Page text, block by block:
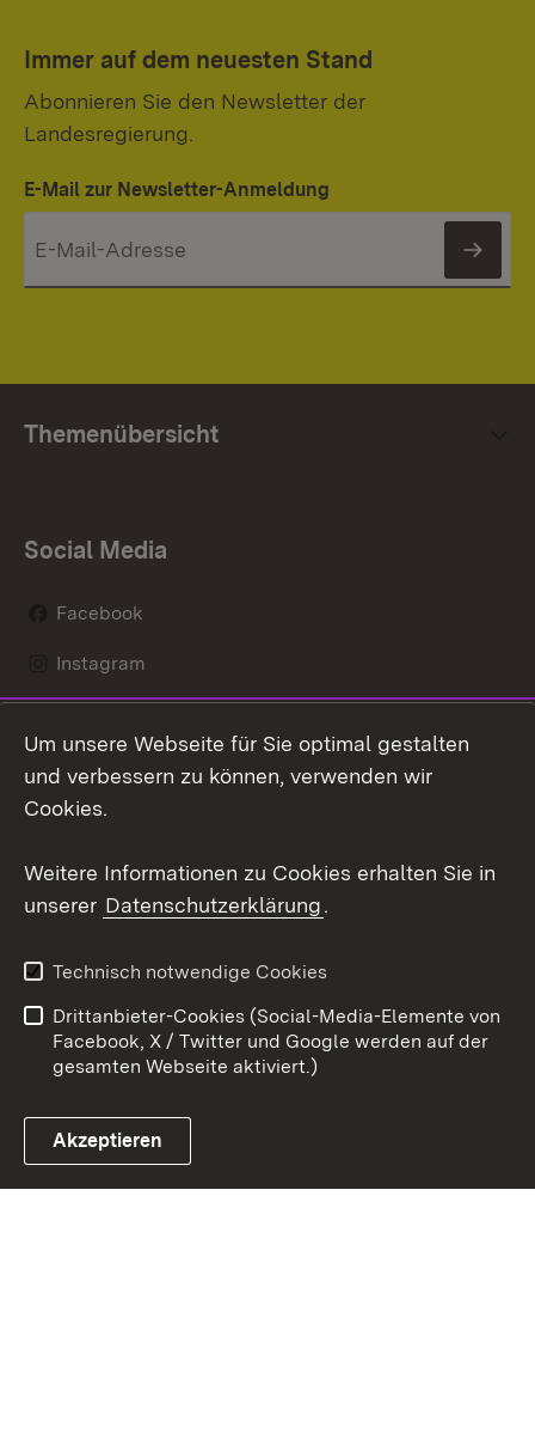
Immer auf dem neuesten Stand
Abonnieren Sie den Newsletter der
Landesregierung.
E-Mail zur Newsletter-Anmeldung
Themenübersicht
Social Media
Facebook
Instagram
Mastodon
Youtube
Link zum Landesportal
Kontakt
Datenschutz
Barrierefreiheit
Impressum Cookies
Um unsere Webseite für Sie optimal gestalten
und verbessern zu können, verwenden wir
Cookies.
Weitere Informationen zu Cookies erhalten Sie in
unserer Datenschutzerklärung.
Technisch notwendige Cookies
Drittanbieter-Cookies (Social-Media-Elemente von
Facebook, X / Twitter und Google werden auf der
gesamten Webseite aktiviert.)
Akzeptieren